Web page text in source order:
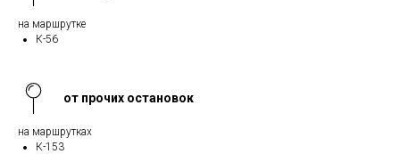
на маршрутке
К-56
от прочих остановок
на маршрутках
К-153